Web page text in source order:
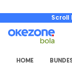
Scroll
HOME